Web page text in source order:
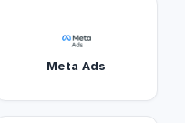
Meta Ads